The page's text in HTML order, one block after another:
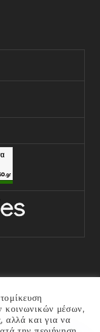
ΆΡΤΑΣ. ALL RIGHTS
κοινωνικών μέσων,
αλλά και για να